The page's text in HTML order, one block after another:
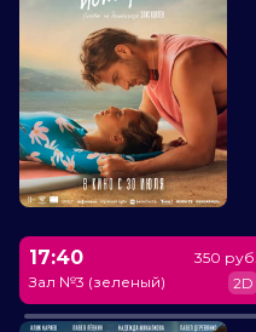
17:40
Зал №3 (зеленый)
350 руб.
2D